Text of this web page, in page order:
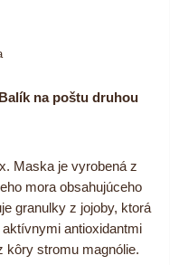
na poštu druhou
Maska je vyrobená z
mora obsahujúceho
granulky z jojoby, ktorá
antioxidantmi
kôry stromu magnólie.